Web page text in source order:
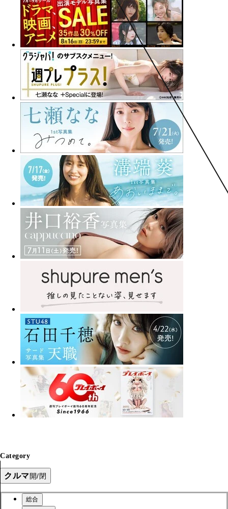
Category
クルマ開/閉
総合